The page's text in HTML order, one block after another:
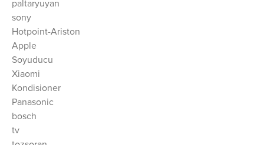
paltaryuyan
sony
Hotpoint-Ariston
Apple
Soyuducu
Xiaomi
Kondisioner
Panasonic
bosch
tv